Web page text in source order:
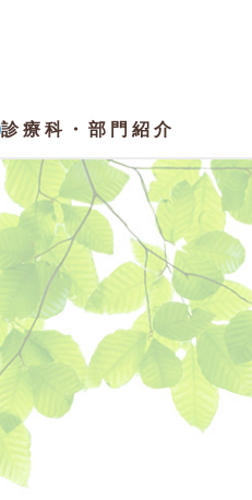
診療科・部門紹介